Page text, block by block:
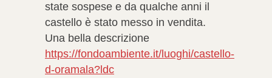
state sospese e da qualche anni il
castello è stato messo in vendita.
Una bella descrizione
https://fondoambiente.it/luoghi/castello-
d-oramala?ldc